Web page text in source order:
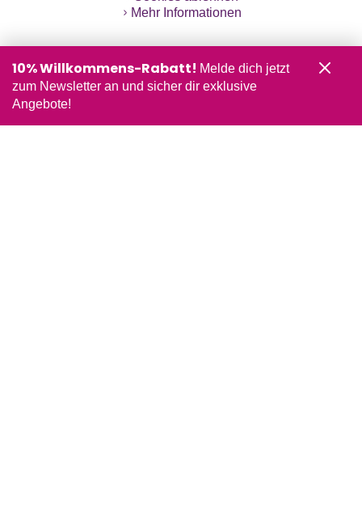
Mehr Informationen
10% Willkommens-Rabatt! Melde dich jetzt
zum Newsletter an und sicher dir exklusive
Angebote!